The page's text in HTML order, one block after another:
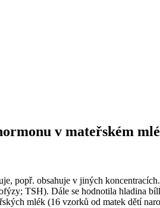
v mateřském
popř. obsahuje v jiných
TSH). Dále se hodnotila hladina
mlék (16 vzorků od matek dětí